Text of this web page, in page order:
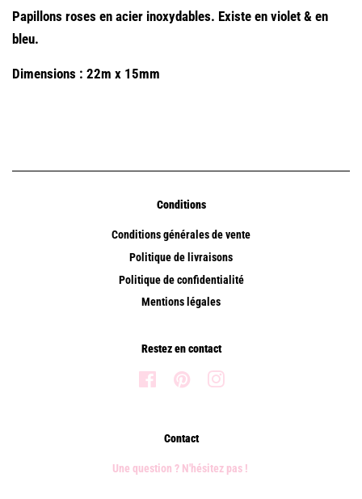
Papillons roses en acier inoxydables. Existe en violet & en
bleu.
Dimensions : 22m x 15mm
Conditions
Conditions générales de vente
Politique de livraisons
Politique de confidentialité
Mentions légales
Restez en contact
Facebook Pinterest
Contact
Une question ? N'hésitez pas !